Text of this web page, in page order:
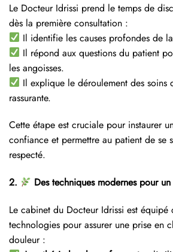
Le Docteur Idrissi prend le temps de
dès la première consultation :
Il identifie les causes profondes de
Il répond aux questions du patient
les angoisses.
Il explique le déroulement des soins
rassurante.
Cette étape est cruciale pour instaurer
confiance et permettre au patient de se
respecté.
2.
Des techniques modernes pour
Le cabinet du Docteur Idrissi est équipé
technologies pour assurer une prise en
douleur :